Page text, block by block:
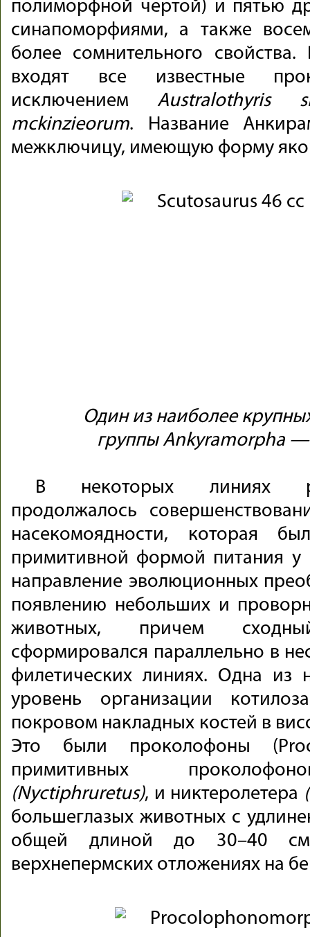
полиморфной чертой) и пятью
синапоморфиями, а также
более сомнительного
входят все известные
исключением Australothyris
mckinzieorum. Название
межключицу, имеющую форму
Один из наиболее
группы Ankyramorpha
В некоторых линиях
продолжалось
насекомоядности, которая
примитивной формой питания у
направление эволюционных
появлению небольших и
животных, причем
сформировался параллельно в
филетических линиях. Одна из
уровень организации
покровом накладных костей в
Это были проколофоны
примитивных
(Nyctiphruretus), и никтеролетера
большеглазых животных с
общей длиной до 30–40
верхнепермских отложениях на